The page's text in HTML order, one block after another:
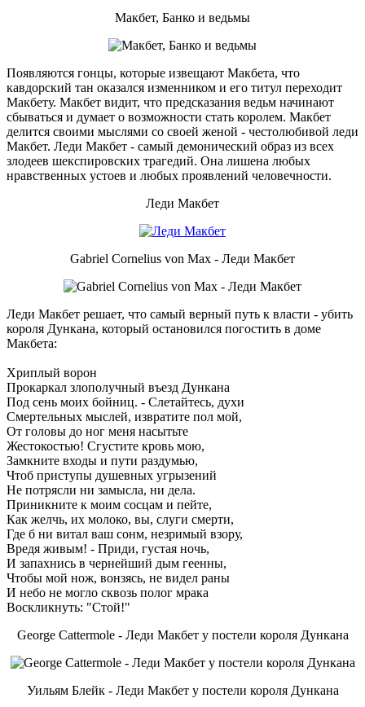
Макбет, Банко и ведьмы
Появляются гонцы, которые извещают Макбета, что
кавдорский тан оказался изменником и его титул переходит
Макбету. Макбет видит, что предсказания ведьм начинают
сбываться и думает о возможности стать королем. Макбет
делится своими мыслями со своей женой - честолюбивой леди
Макбет. Леди Макбет - самый демонический образ из всех
злодеев шекспировских трагедий. Она лишена любых
нравственных устоев и любых проявлений человечности.
Леди Макбет
Gabriel Cornelius von Max - Леди Макбет
Леди Макбет решает, что самый верный путь к власти - убить
короля Дункана, который остановился погостить в доме
Макбета:
Хриплый ворон
Прокаркал злополучный въезд Дункана
Под сень моих бойниц. - Слетайтесь, духи
Смертельных мыслей, извратите пол мой,
От головы до ног меня насытьте
Жестокостью! Сгустите кровь мою,
Замкните входы и пути раздумью,
Чтоб приступы душевных угрызений
Не потрясли ни замысла, ни дела.
Приникните к моим сосцам и пейте,
Как желчь, их молоко, вы, слуги смерти,
Где б ни витал ваш сонм, незримый взору,
Вредя живым! - Приди, густая ночь,
И запахнись в чернейший дым геенны,
Чтобы мой нож, вонзясь, не видел раны
И небо не могло сквозь полог мрака
Воскликнуть: "Стой!"
George Cattermole - Леди Макбет у постели короля Дункана
Уильям Блейк - Леди Макбет у постели короля Дункана